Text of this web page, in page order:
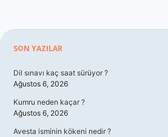
Sidebar
SON YAZILAR
Dil sınavı kaç saat sürüyor ?
Ağustos 6, 2026
Kumru neden kaçar ?
Ağustos 6, 2026
Avesta isminin kökeni nedir ?